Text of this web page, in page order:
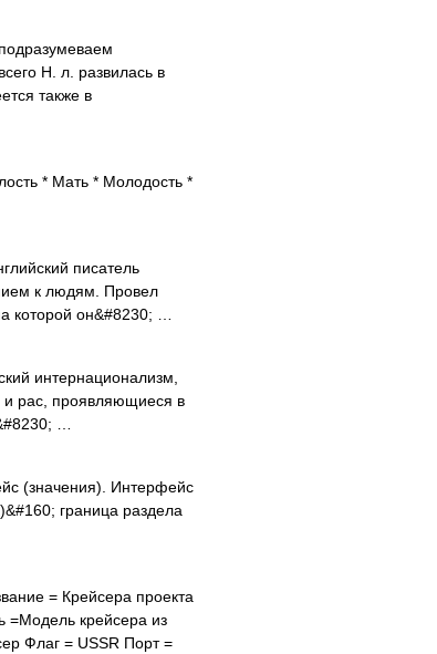
Н. л. развилась в
также в
* Мать * Молодость *
писатель
к людям. Провел
которой он&#8230; …
интернационализм,
и рас, проявляющиеся в
…
(значения). Интерфейс
граница раздела
= Крейсера проекта
=Модель крейсера из
Флаг = USSR Порт =